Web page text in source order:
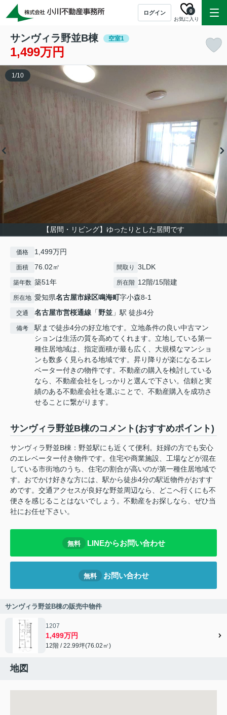
ログイン
お気に入り
0
サンヴィラ野並B棟 空室1
1,499万円
【居間・リビング】ゆったりとした居間です
1/10
価格 1,499万円
面積 76.02㎡ 間取り 3LDK
築年数 築51年 所在階 12階/15階建
所在地 愛知県名古屋市緑区鳴海町字小森8-1
交通 名古屋市営桜通線 「野並 」駅 徒歩4分
備考
駅まで徒歩4分の好立地です。立地条件の良い中古マン
ションは生活の質を高めてくれます。立地している第一
種住居地域は、指定面積が最も広く、大規模なマンショ
ンも数多く見られる地域です。昇り降りが楽になるエレ
ベーター付きの物件です。不動産の購入を検討している
なら、不動産会社をしっかりと選んで下さい。信頼と実
績のある不動産会社を選ぶことで、不動産購入を成功さ
せることに繋がります。
サンヴィラ野並B棟のコメント(おすすめポイント)
サンヴィラ野並B棟：野並駅にも近くて便利。妊婦の方でも安心
のエレベーター付き物件です。住宅や商業施設、工場などが混在
している市街地のうち、住宅の割合が高いのが第一種住居地域で
す。おでかけ好きな方には、駅から徒歩4分の駅近物件がおすす
めです。交通アクセスが良好な野並周辺なら、どこへ行くにも不
便さを感じることはないでしょう。不動産をお探しなら、ぜひ当
社にお任せ下さい。
無料 LINEからお問い合わせ
無料 お問い合わせ
サンヴィラ野並B棟の販売中物件
1207
1,499万円
12階 / 22.99坪(76.02㎡)
地図